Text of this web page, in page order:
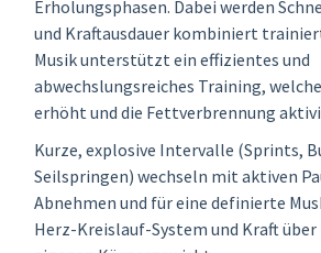
Erholungsphasen. Dabei werden
und Kraftausdauer kombiniert
Musik unterstützt ein effizientes und
abwechslungsreiches Training,
erhöht und die Fettverbrennung
Kurze, explosive Intervalle (Sprints,
Seilspringen) wechseln mit aktiven
Abnehmen und für eine definierte
Herz-Kreislauf-System und Kraft